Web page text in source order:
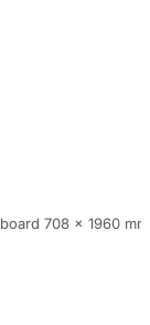
708 x 1960